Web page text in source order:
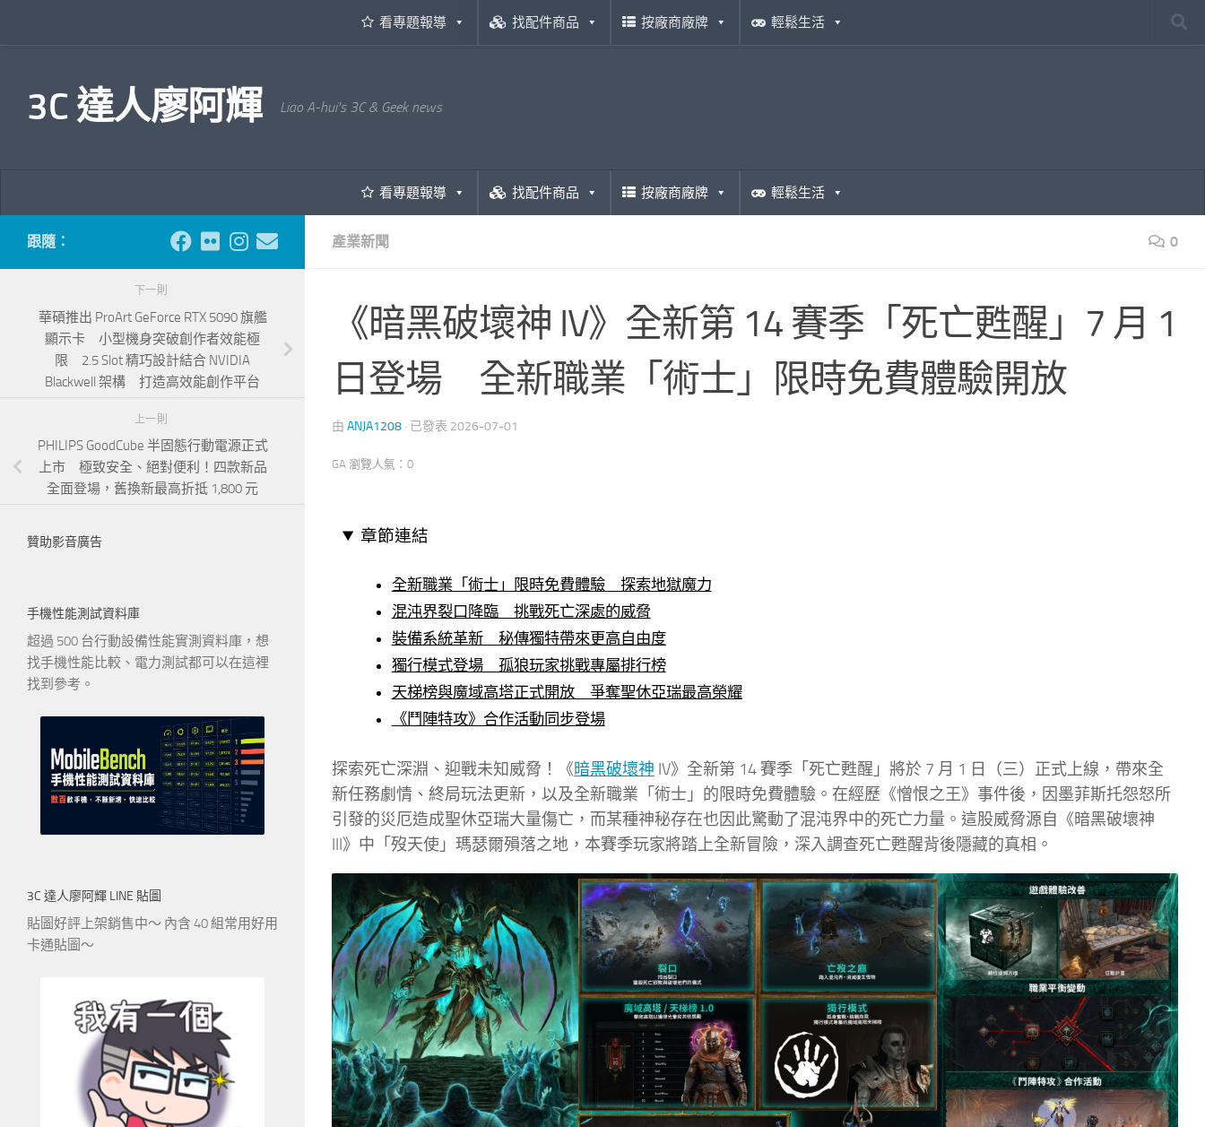
看專題報導 找配件商品 按廠商廠牌 輕鬆生活
3C 達人廖阿輝 Liao A-hui's 3C & Geek news
看專題報導 找配件商品 按廠商廠牌 輕鬆生活
產業新聞 0
《暗黑破壞神 IV》全新第 14 賽季「死亡甦醒」7 月 1
日登場 全新職業「術士」限時免費體驗開放
由 ANJA1208 · 已發表 2026-07-01
GA 瀏覽人氣：0
章節連結
全新職業「術士」限時免費體驗 探索地獄魔力
混沌界裂口降臨 挑戰死亡深處的威脅
裝備系統革新 秘傳獨特帶來更高自由度
獨行模式登場 孤狼玩家挑戰專屬排行榜
天梯榜與魔域高塔正式開放 爭奪聖休亞瑞最高榮耀
《鬥陣特攻》合作活動同步登場
探索死亡深淵、迎戰未知威脅！《暗黑破壞神 IV》全新第 14 賽季「死亡甦醒」將於 7 月 1 日（三）正式上線，帶來全
新任務劇情、終局玩法更新，以及全新職業「術士」的限時免費體驗。在經歷《憎恨之王》事件後，因墨菲斯托怨怒所
引發的災厄造成聖休亞瑞大量傷亡，而某種神秘存在也因此驚動了混沌界中的死亡力量。這股威脅源自《暗黑破壞神
III》中「歿天使」瑪瑟爾殞落之地，本賽季玩家將踏上全新冒險，深入調查死亡甦醒背後隱藏的真相。
跟隨：
下一則
華碩推出 ProArt GeForce RTX 5090 旗艦
顯示卡 小型機身突破創作者效能極
限 2.5 Slot 精巧設計結合 NVIDIA
Blackwell 架構 打造高效能創作平台
上一則
PHILIPS GoodCube 半固態行動電源正式
上市 極致安全、絕對便利！四款新品
全面登場，舊換新最高折抵 1,800 元
贊助影音廣告
手機性能測試資料庫
超過 500 台行動設備性能實測資料庫，想
找手機性能比較、電力測試都可以在這裡
找到參考。
3C 達人廖阿輝 LINE 貼圖
貼圖好評上架銷售中～ 內含 40 組常用好用
卡通貼圖～